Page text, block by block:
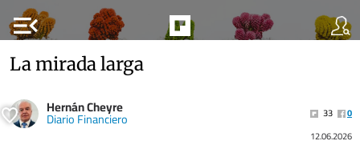
menu_open
La mirada larga
Hernán Cheyre
Diario Financiero 33
0
12.06.2026